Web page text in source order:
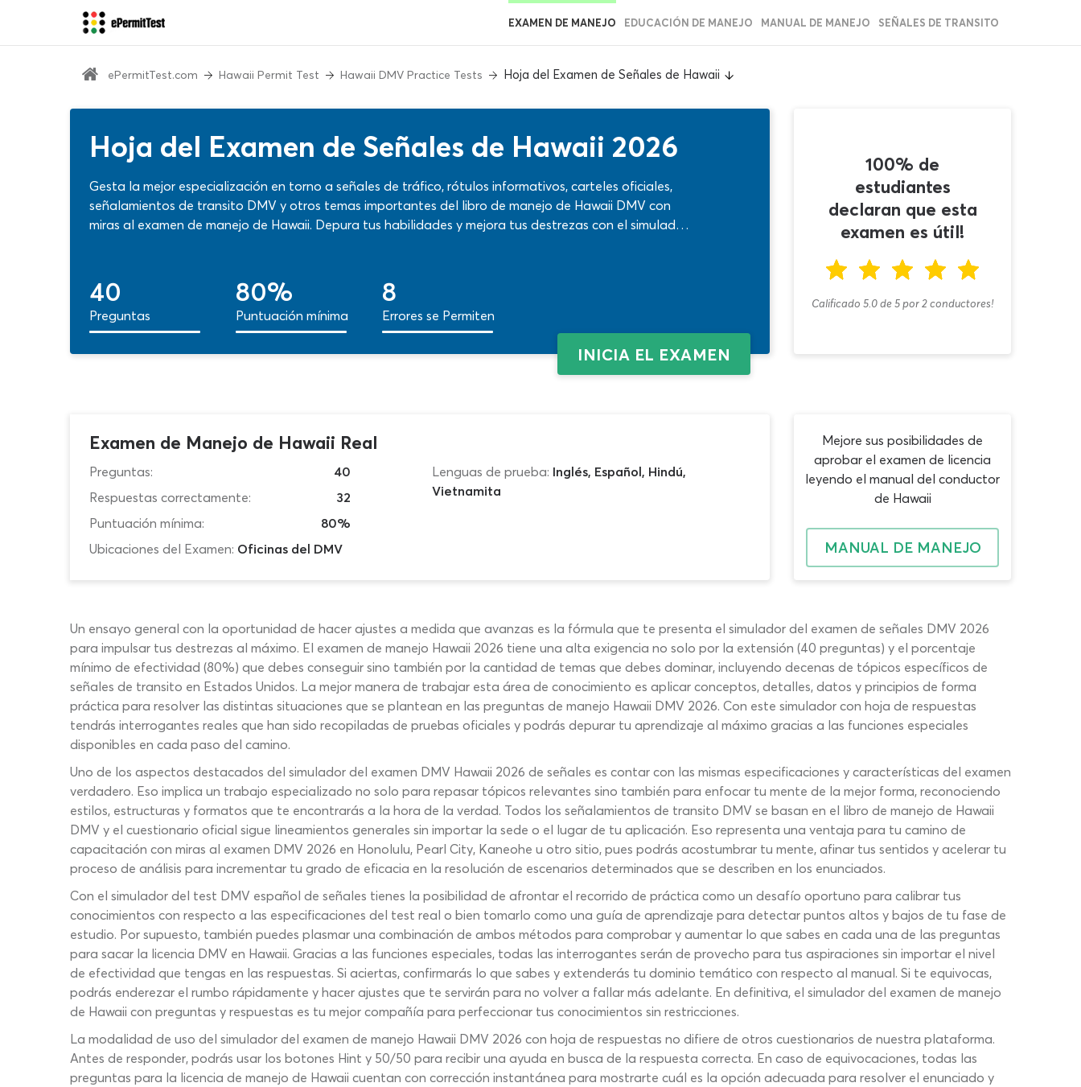
EXAMEN DE MANEJO EDUCACIÓN DE MANEJO MANUAL DE MANEJO SEÑALES DE TRANSITO
ePermitTest.com Hawaii Permit Test Hawaii DMV Practice Tests Hoja del Examen de Señales de Hawaii
Hoja del Examen de Señales de Hawaii 2026
Gesta la mejor especialización en torno a señales de tráfico, rótulos informativos, carteles oficiales,
señalamientos de transito DMV y otros temas importantes del libro de manejo de Hawaii DMV con
miras al examen de manejo de Hawaii. Depura tus habilidades y mejora tus destrezas con el simulador
40
Preguntas
80%
Puntuación mínima
8
Errores se Permiten
INICIA EL EXAMEN
100% de
estudiantes
declaran que esta
examen es útil!
Calificado 5.0de5 por2conductores!
Examen de Manejo de Hawaii Real
Preguntas:
40
Respuestas correctamente:
32
Puntuación mínima:
80%
Ubicaciones del Examen: Oficinas del DMV
Lenguas de prueba: Inglés, Español, Hindú,
Vietnamita
Mejore sus posibilidades de
aprobar el examen de licencia
leyendo el manual del conductor
de Hawaii
MANUAL DE MANEJO
Un ensayo general con la oportunidad de hacer ajustes a medida que avanzas es la fórmula que te presenta el simulador del examen de señales DMV 2026
para impulsar tus destrezas al máximo. El examen de manejo Hawaii 2026 tiene una alta exigencia no solo por la extensión (40 preguntas) y el porcentaje
mínimo de efectividad (80%) que debes conseguir sino también por la cantidad de temas que debes dominar, incluyendo decenas de tópicos específicos de
señales de transito en Estados Unidos. La mejor manera de trabajar esta área de conocimiento es aplicar conceptos, detalles, datos y principios de forma
práctica para resolver las distintas situaciones que se plantean en las preguntas de manejo Hawaii DMV 2026. Con este simulador con hoja de respuestas
tendrás interrogantes reales que han sido recopiladas de pruebas oficiales y podrás depurar tu aprendizaje al máximo gracias a las funciones especiales
disponibles en cada paso del camino.
Uno de los aspectos destacados del simulador del examen DMV Hawaii 2026 de señales es contar con las mismas especificaciones y características del examen
verdadero. Eso implica un trabajo especializado no solo para repasar tópicos relevantes sino también para enfocar tu mente de la mejor forma, reconociendo
estilos, estructuras y formatos que te encontrarás a la hora de la verdad. Todos los señalamientos de transito DMV se basan en el libro de manejo de Hawaii
DMV y el cuestionario oficial sigue lineamientos generales sin importar la sede o el lugar de tu aplicación. Eso representa una ventaja para tu camino de
capacitación con miras al examen DMV 2026 en Honolulu, Pearl City, Kaneohe u otro sitio, pues podrás acostumbrar tu mente, afinar tus sentidos y acelerar tu
proceso de análisis para incrementar tu grado de eficacia en la resolución de escenarios determinados que se describen en los enunciados.
Con el simulador del test DMV español de señales tienes la posibilidad de afrontar el recorrido de práctica como un desafío oportuno para calibrar tus
conocimientos con respecto a las especificaciones del test real o bien tomarlo como una guía de aprendizaje para detectar puntos altos y bajos de tu fase de
estudio. Por supuesto, también puedes plasmar una combinación de ambos métodos para comprobar y aumentar lo que sabes en cada una de las preguntas
para sacar la licencia DMV en Hawaii. Gracias a las funciones especiales, todas las interrogantes serán de provecho para tus aspiraciones sin importar el nivel
de efectividad que tengas en las respuestas. Si aciertas, confirmarás lo que sabes y extenderás tu dominio temático con respecto al manual. Si te equivocas,
podrás enderezar el rumbo rápidamente y hacer ajustes que te servirán para no volver a fallar más adelante. En definitiva, el simulador del examen de manejo
de Hawaii con preguntas y respuestas es tu mejor compañía para perfeccionar tus conocimientos sin restricciones.
La modalidad de uso del simulador del examen de manejo Hawaii DMV 2026 con hoja de respuestas no difiere de otros cuestionarios de nuestra plataforma.
Antes de responder, podrás usar los botones Hint y 50/50 para recibir una ayuda en busca de la respuesta correcta. En caso de equivocaciones, todas las
preguntas para la licencia de manejo de Hawaii cuentan con corrección instantánea para mostrarte cuál es la opción adecuada para resolver el enunciado y